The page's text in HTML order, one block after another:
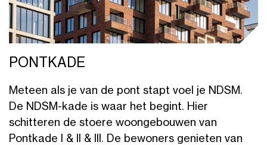
PONTKADE
Meteen als je van de pont stapt voel je NDSM.
De NDSM-kade is waar het begint. Hier
schitteren de stoere woongebouwen van
Pontkade I & II & III. De bewoners genieten van